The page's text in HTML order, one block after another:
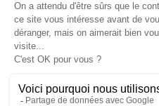
SUIVEZ-NOUS